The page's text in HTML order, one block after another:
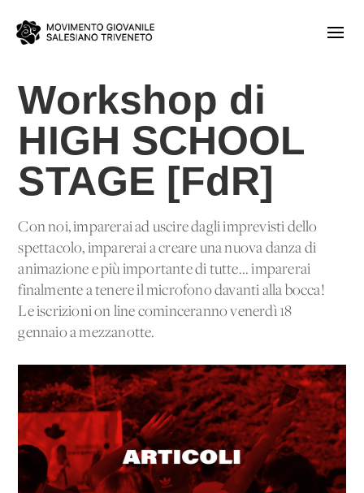
Workshop di
HIGH SCHOOL
STAGE [FdR]
Con noi, imparerai ad uscire dagli imprevisti dello
spettacolo, imparerai a creare una nuova danza di
animazione e più importante di tutte... imparerai
finalmente a tenere il microfono davanti alla bocca!
Le iscrizioni on line cominceranno venerdì 18
gennaio a mezzanotte.